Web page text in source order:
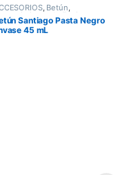
, Betún,
de Equipos
Santiago Pasta Negro
45 mL